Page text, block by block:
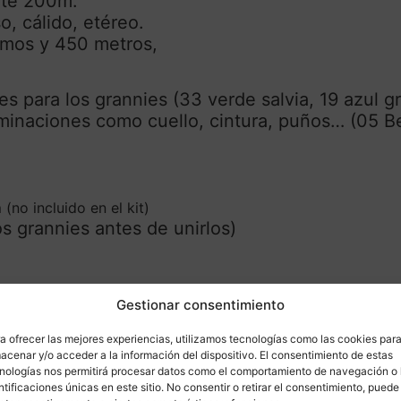
Gestionar consentimiento
ofrecer las mejores experiencias, utilizamos tecnologías como las cookies para
y/o acceder a la información del dispositivo. El consentimiento de estas
nos permitirá procesar datos como el comportamiento de navegación o
únicas en este sitio. No consentir o retirar el consentimiento, puede
cálido, etéreo.
y 450 metros,
para los grannies (33 verde salvia, 19 azul
como cuello, cintura, puños… (05
(no incluido en el kit)
grannies antes de unirlos)
(por ejemplo, XXL), puedes consultarme